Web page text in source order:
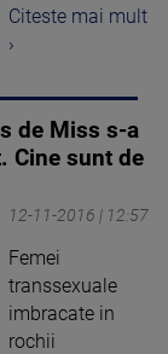
Citeste mai mult
›
de Miss s-a
Cine sunt de
12-11-2016 | 12:57
Femei
transsexuale
imbracate in
rochii